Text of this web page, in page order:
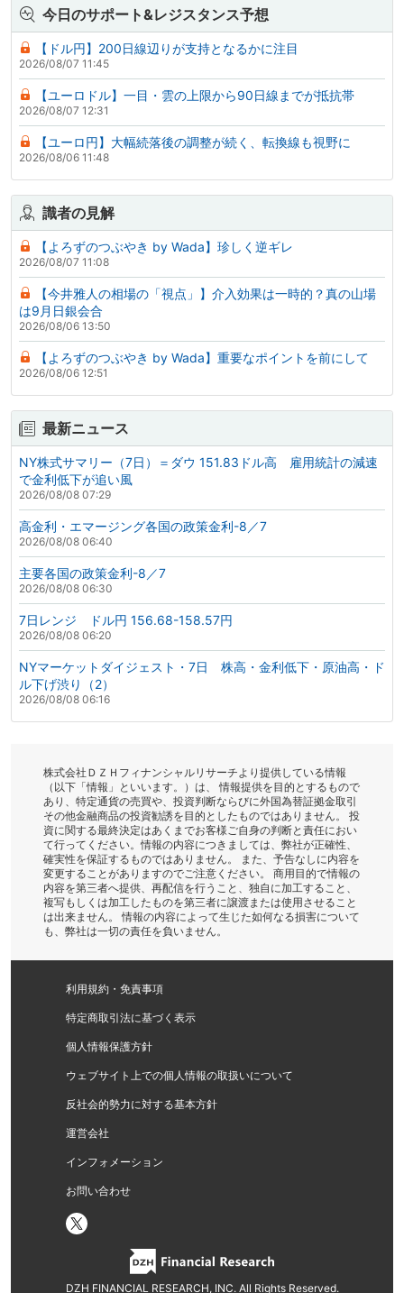
今日のサポート&レジスタンス予想
【ドル円】200日線辺りが支持となるかに注目
2026/08/07 11:45
【ユーロドル】一目・雲の上限から90日線までが抵抗帯
2026/08/07 12:31
【ユーロ円】大幅続落後の調整が続く、転換線も視野に
2026/08/06 11:48
識者の見解
【よろずのつぶやき by Wada】珍しく逆ギレ
2026/08/07 11:08
【今井雅人の相場の「視点」】介入効果は一時的？真の山場
は9月日銀会合
2026/08/06 13:50
【よろずのつぶやき by Wada】重要なポイントを前にして
2026/08/06 12:51
最新ニュース
NY株式サマリー（7日）＝ダウ 151.83ドル高 雇用統計の減速
で金利低下が追い風
2026/08/08 07:29
高金利・エマージング各国の政策金利-8／7
2026/08/08 06:40
主要各国の政策金利-8／7
2026/08/08 06:30
7日レンジ ドル円 156.68-158.57円
2026/08/08 06:20
NYマーケットダイジェスト・7日 株高・金利低下・原油高・ド
ル下げ渋り（2）
2026/08/08 06:16
株式会社ＤＺＨフィナンシャルリサーチより提供している情報
（以下「情報」といいます。）は、 情報提供を目的とするもので
あり、特定通貨の売買や、投資判断ならびに外国為替証拠金取引
その他金融商品の投資勧誘を目的としたものではありません。 投
資に関する最終決定はあくまでお客様ご自身の判断と責任におい
て行ってください。情報の内容につきましては、弊社が正確性、
確実性を保証するものではありません。 また、予告なしに内容を
変更することがありますのでご注意ください。 商用目的で情報の
内容を第三者へ提供、再配信を行うこと、独自に加工すること、
複写もしくは加工したものを第三者に譲渡または使用させること
は出来ません。 情報の内容によって生じた如何なる損害について
も、弊社は一切の責任を負いません。
利用規約・免責事項
特定商取引法に基づく表示
個人情報保護方針
ウェブサイト上での個人情報の取扱いについて
反社会的勢力に対する基本方針
運営会社
インフォメーション
お問い合わせ
DZH FINANCIAL RESEARCH, INC. All Rights Reserved.